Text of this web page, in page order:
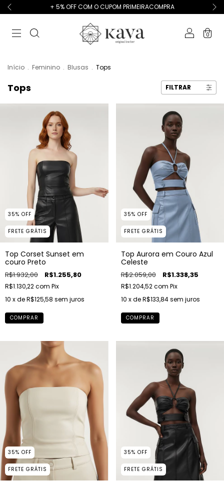
+ 5% OFF COM O CUPOM PRIMEIRACOMPRA
0
Início . Feminino . Blusas . Tops
Tops FILTRAR
35% OFF
FRETE GRÁTIS
Top Corset Sunset em
couro Preto
R$1.932,00 R$1.255,80
R$1.130,22com Pix
10 x deR$125,58 sem juros
COMPRAR
35% OFF
FRETE GRÁTIS
Top Aurora em Couro Azul
Celeste
R$2.059,00 R$1.338,35
R$1.204,52com Pix
10 x deR$133,84 sem juros
COMPRAR
35% OFF
FRETE GRÁTIS
35% OFF
FRETE GRÁTIS